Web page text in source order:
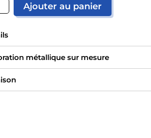
Ajouter au panier
métallique sur mesure